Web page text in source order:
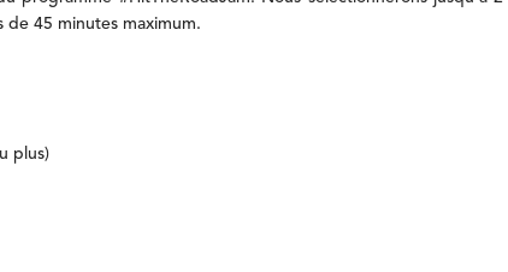
de 45 minutes maximum.
plus)